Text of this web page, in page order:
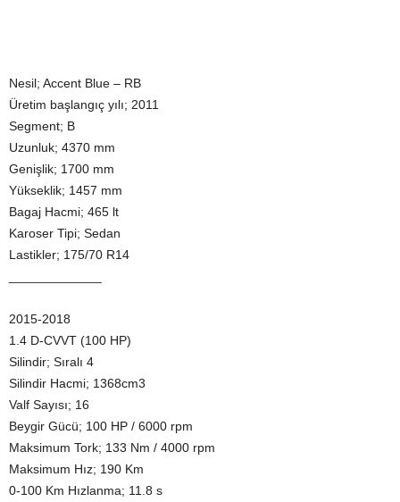
Nesil; Accent Blue – RB
Üretim başlangıç yılı; 2011
Segment; B
Uzunluk; 4370 mm
Genişlik; 1700 mm
Yükseklik; 1457 mm
Bagaj Hacmi; 465 lt
Karoser Tipi; Sedan
Lastikler; 175/70 R14
2015-2018
1.4 D-CVVT (100 HP)
Silindir; Sıralı 4
Silindir Hacmi; 1368cm3
Valf Sayısı; 16
Beygir Gücü; 100 HP / 6000 rpm
Maksimum Tork; 133 Nm / 4000 rpm
Maksimum Hız; 190 Km
0-100 Km Hızlanma; 11.8 s